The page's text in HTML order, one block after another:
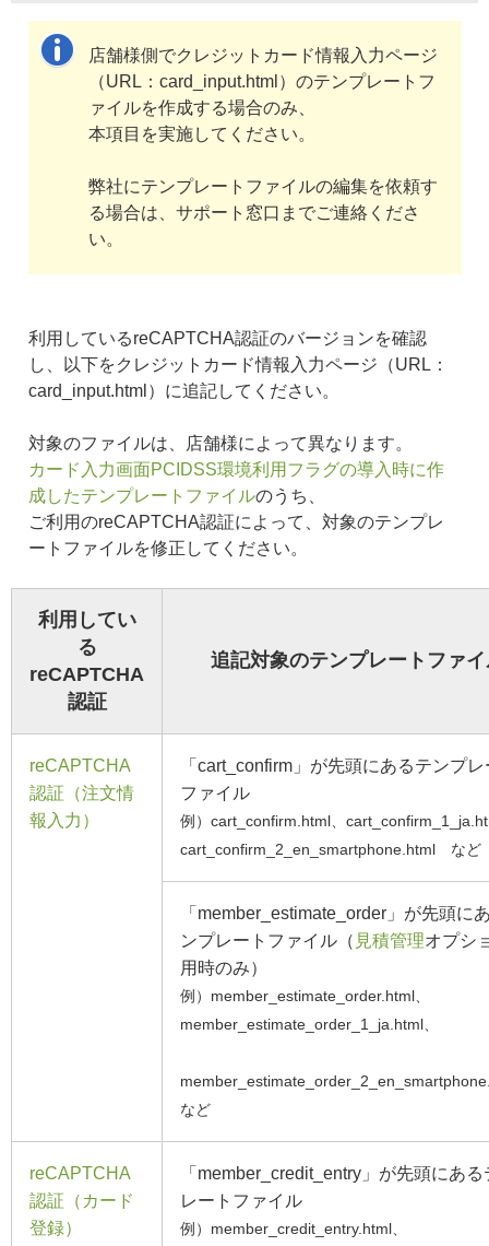
店舗様側でクレジットカード情報入力ページ
（URL：card_input.html）のテンプレートフ
ァイルを作成する場合のみ、
本項目を実施してください。
弊社にテンプレートファイルの編集を依頼す
る場合は、サポート窓口までご連絡くださ
い。
利用しているreCAPTCHA認証のバージョンを確認
し、以下をクレジットカード情報入力ページ（URL：
card_input.html）に追記してください。
対象のファイルは、店舗様によって異なります。
カード入力画面PCIDSS環境利用フラグの導入時に作
成したテンプレートファイルのうち、
ご利用のreCAPTCHA認証によって、対象のテンプレ
ートファイルを修正してください。
利用してい
る
reCAPTCHA
認証
追記対象のテンプレートファ
reCAPTCHA
認証（注文情
報入力）
「cart_confirm」が先頭にあるテンプ
ファイル
例）cart_confirm.html、
cart_confirm_2_en_smartphone.html など
「member_estimate_order」が先頭に
ンプレートファイル（ 見積管理オプシ
用時のみ）
例）member_estimate_order.html、
member_estimate_order_1_ja.html、
など
reCAPTCHA
認証（カード
登録）
「member_credit_entry」が先頭にある
レートファイル
例）member_credit_entry.html、